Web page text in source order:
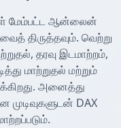
மேம்பட்ட ஆன்லைன்
திருத்தவும். வெற்று
தரவு இடமாற்றம்,
மாற்றுதல் மற்றும்
அனைத்து
முடிவுகளுடன் DAX